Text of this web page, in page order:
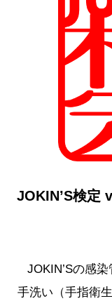
JOKIN’S検定
JOKIN’Sの感染
手洗い（手指衛